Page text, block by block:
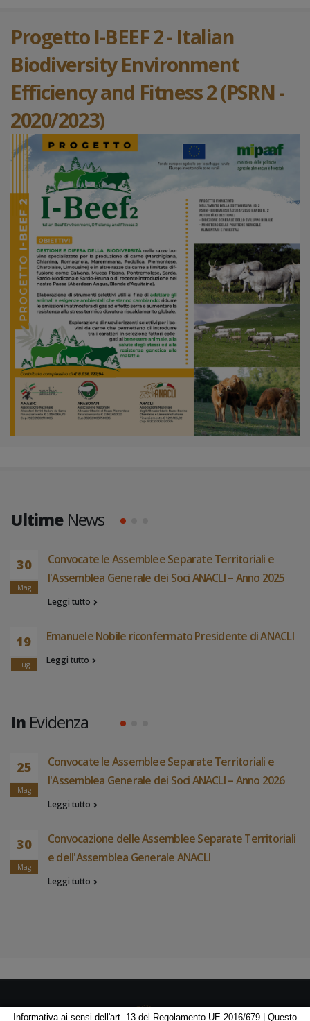
Progetto I-BEEF 2 - Italian
Biodiversity Environment
Efficiency and Fitness 2 (PSRN -
2020/2023)
UltimeNews
30
Mag
Convocate le Assemblee Separate Territoriali e
l'Assemblea Generale dei Soci ANACLI – Anno 2025
Leggi tutto
19
Lug
Emanuele Nobile riconfermato Presidente di ANACLI
Leggi tutto
InEvidenza
25
Mag
Convocate le Assemblee Separate Territoriali e
l'Assemblea Generale dei Soci ANACLI – Anno 2026
Leggi tutto
30
Mag
Convocazione delle Assemblee Separate Territoriali
e dell'Assemblea Generale ANACLI
Leggi tutto
Informativa ai sensi dell'art. 13 del Regolamento UE 2016/679 | Questo